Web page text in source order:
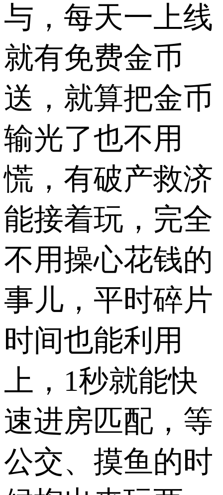
与，每天一上线
就有免费金币
送，就算把金币
输光了也不用
慌，有破产救济
能接着玩，完全
不用操心花钱的
事儿，平时碎片
时间也能利用
上，1秒就能快
速进房匹配，等
公交、摸鱼的时